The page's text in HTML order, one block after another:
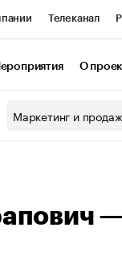
Телеканал
О
Маркетинг и